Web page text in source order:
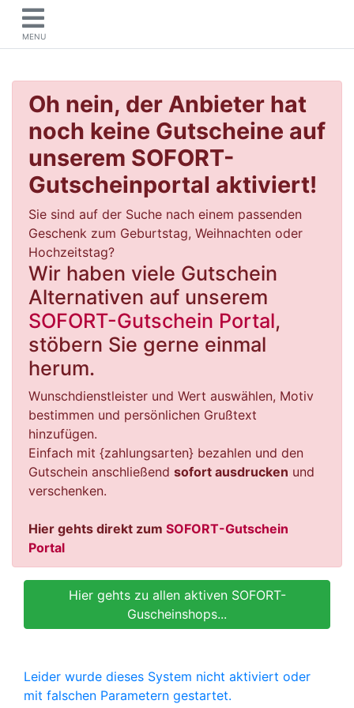
MENU
Oh nein, der Anbieter hat
noch keine Gutscheine auf
unserem SOFORT-
Gutscheinportal aktiviert!
Sie sind auf der Suche nach einem passenden
Geschenk zum Geburtstag, Weihnachten oder
Hochzeitstag?
Wir haben viele Gutschein
Alternativen auf unserem
SOFORT-Gutschein Portal,
stöbern Sie gerne einmal
herum.
Wunschdienstleister und Wert auswählen, Motiv
bestimmen und persönlichen Grußtext
hinzufügen.
Einfach mit {zahlungsarten} bezahlen und den
Gutschein anschließend sofort ausdrucken und
verschenken.
Hier gehts direkt zum SOFORT-Gutschein
Portal
Hier gehts zu allen aktiven SOFORT-
Guscheinshops...
Leider wurde dieses System nicht aktiviert oder
mit falschen Parametern gestartet.